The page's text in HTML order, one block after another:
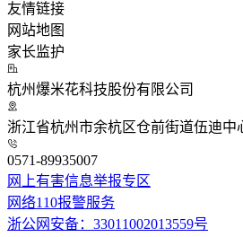
友情链接
网站地图
家长监护
杭州爆米花科技股份有限公司
浙江省杭州市余杭区仓前街道伍迪中
0571-89935007
网上有害信息举报专区
网络110报警服务
浙公网安备：33011002013559号